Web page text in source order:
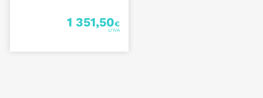
1 351,50€